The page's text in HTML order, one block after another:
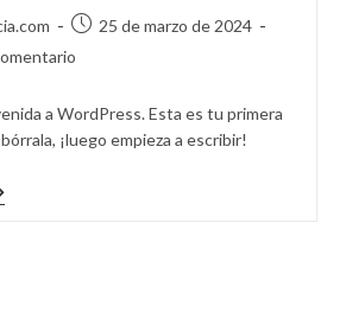
25 de marzo de 2024
a WordPress. Esta es tu primera
¡luego empieza a escribir!